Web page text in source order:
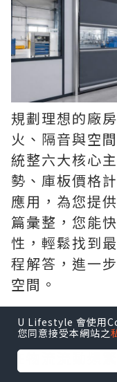
規劃理想的廠
火、隔音與空
統整六大核心
勢、庫板價格
應用，為您提
篇彙整，您能
性，輕鬆找到
程解答，進一
空間。
PVC快速
在物流流動頻
U Lifestyle 會使用
您同意接受本網站之